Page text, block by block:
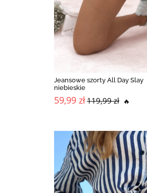
Jeansowe szorty All Day Slay
niebieskie
59,99 zł119,99 zł 🔥